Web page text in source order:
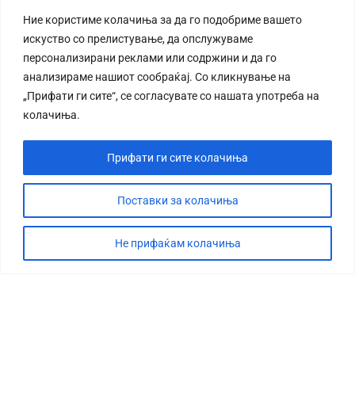
Ние користиме колачиња за да го подобриме вашето
искуство со прелистување, да опслужуваме
персонализирани реклами или содржини и да го
анализираме нашиот сообраќај. Со кликнување на
„Прифати ги сите“, се согласувате со нашата употреба на
колачиња.
Поставки за колачиња
Не прифаќам колачиња
Прифати ги сите колачиња
СТОРИЈА
ДЕБАТА